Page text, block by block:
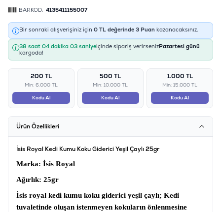
BARKOD: 4135411155007
Bir sonraki alışverişiniz için 0 TL değerinde 3 Puan kazanacaksınız.
38 saat 04 dakika 02 saniyeiçinde sipariş verirsenizPazartesi günü
kargoda!
200 TL
Min: 6.000 TL
Kodu Al
500 TL
Min: 10.000 TL
Kodu Al
1.000 TL
Min: 15.000 TL
Kodu Al
Ürün Özellikleri
İsis Royal Kedi Kumu Koku Giderici Yeşil Çaylı 25gr
Marka: İsis Royal
Ağırlık: 25gr
İsis royal kedi kumu koku giderici yeşil çaylı; Kedi
tuvaletinde oluşan istenmeyen kokuların önlenmesine